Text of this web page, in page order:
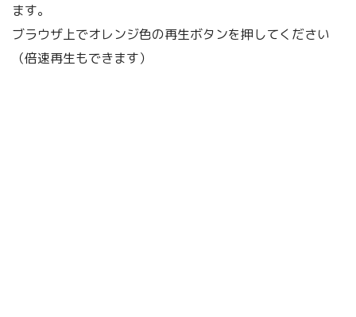
ます。
ブラウザ上でオレンジ色の再生ボタンを押してください
（倍速再生もできます）